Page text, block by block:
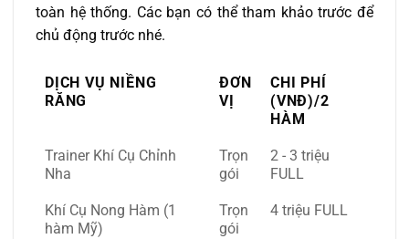
toàn hệ thống. Các bạn có thể tham khảo trước để
chủ động trước nhé.
DỊCH VỤ NIỀNG
RĂNG
ĐƠN
VỊ
CHI PHÍ
(VNĐ)/2
HÀM
Trainer Khí Cụ Chỉnh
Nha
Trọn
gói
2 - 3 triệu
FULL
Khí Cụ Nong Hàm (1
hàm Mỹ)
Trọn
gói
4 triệu FULL